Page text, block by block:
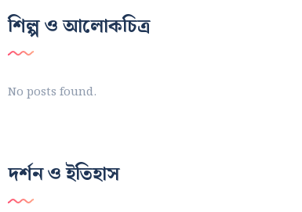
শিল্প ও আলোকচিত্র
No posts found.
দর্শন ও ইতিহাস